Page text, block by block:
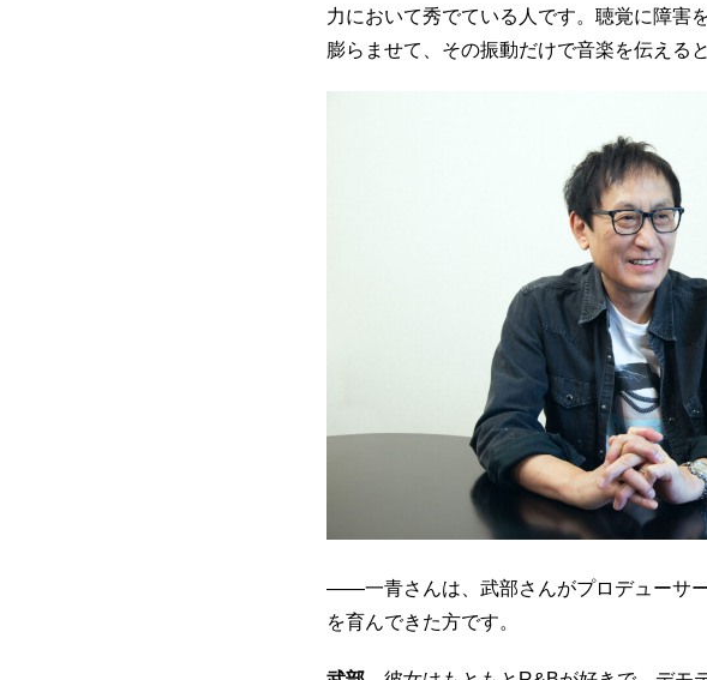
力において秀でている人です。聴覚に障害
膨らませて、その振動だけで音楽を伝える
――一青さんは、武部さんがプロデューサ
を育んできた方です。